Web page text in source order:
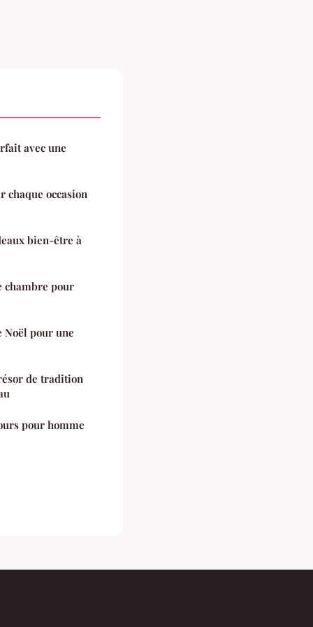
avec une
chaque occasion
bien-être à
chambre pour
pour une
de tradition
pour homme